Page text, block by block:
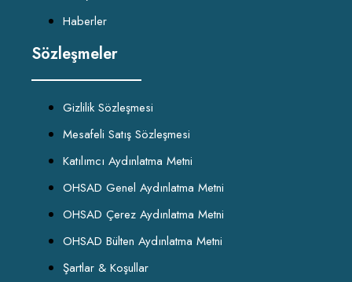
Haberler
Sözleşmeler
Gizlilik Sözleşmesi
Mesafeli Satış Sözleşmesi
Katılımcı Aydınlatma Metni
OHSAD Genel Aydınlatma Metni
OHSAD Çerez Aydınlatma Metni
OHSAD Bülten Aydınlatma Metni
Şartlar & Koşullar